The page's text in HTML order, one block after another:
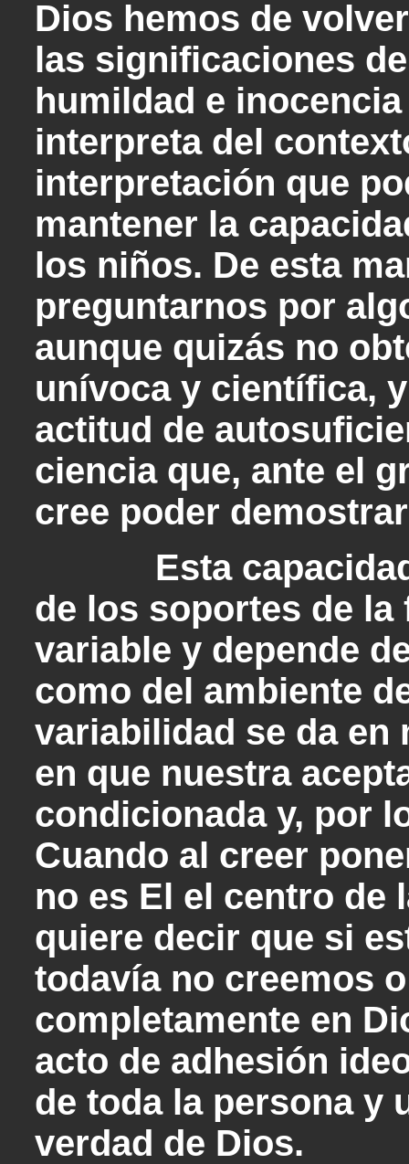
Dios hemos de
las significaciones
humildad e
interpreta del
interpretación que
mantener la
los niños. De esta
preguntarnos por
aunque quizás no
unívoca y científica,
actitud de
ciencia que, ante el
cree poder
Esta capacidad
de los soportes de la
variable y depende
como del ambiente
variabilidad se da en
en que nuestra
condicionada y, por
Cuando al creer
no es El el centro de
quiere decir que si
todavía no creemos
completamente en
acto de adhesión
de toda la persona y
verdad de Dios.